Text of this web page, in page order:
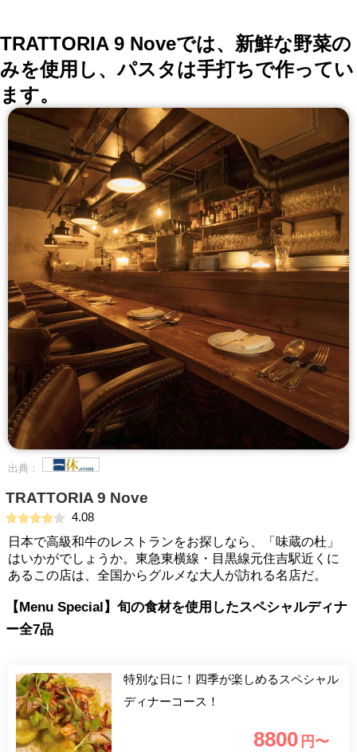
TRATTORIA 9 Noveでは、新鮮な野菜の
みを使用し、パスタは手打ちで作ってい
ます。
出典：
TRATTORIA 9 Nove
4.08
日本で高級和牛のレストランをお探しなら、「味蔵の杜」
はいかがでしょうか。東急東横線・目黒線元住吉駅近くに
あるこの店は、全国からグルメな大人が訪れる名店だ。
【Menu Special】旬の食材を使用したスペシャルディナ
ー全7品
特別な日に！四季が楽しめるスペシャル
ディナーコース！
8800 円〜